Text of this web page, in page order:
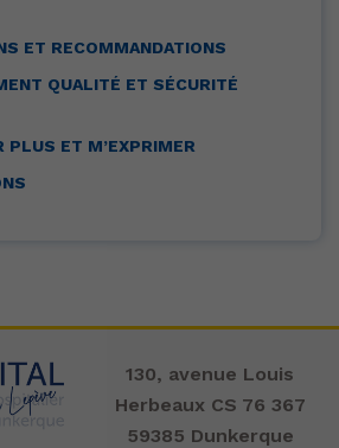
ET RECOMMANDATIONS
QUALITÉ ET SÉCURITÉ
PLUS ET M’EXPRIMER
130, avenue Louis
Herbeaux CS 76 367
59385 Dunkerque